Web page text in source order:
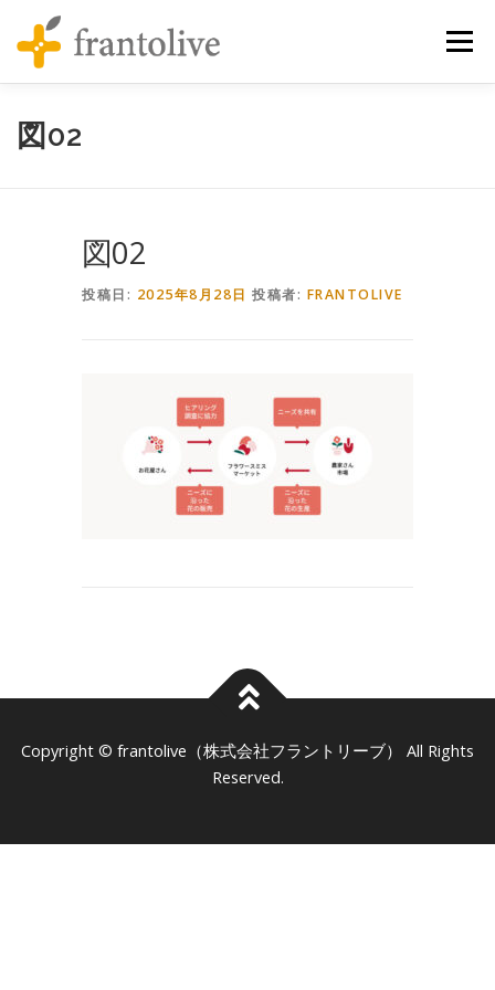
コンテンツへスキップ
メニュ
図02
図02
投稿日: 2025年8月28日 投稿者: FRANTOLIVE
Copyright © frantolive（株式会社フラントリーブ） All Rights
Reserved.